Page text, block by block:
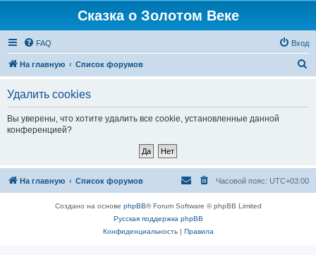
Сказка о Золотом Веке
FAQ Вход
На главную Список форумов
Удалить cookies
Вы уверены, что хотите удалить все cookie, установленные данной
конференцией?
На главную Список форумов Часовой пояс: UTC+03:00
Создано на основе phpBB® Forum Software © phpBB Limited
Русская поддержка phpBB
Конфиденциальность| Правила